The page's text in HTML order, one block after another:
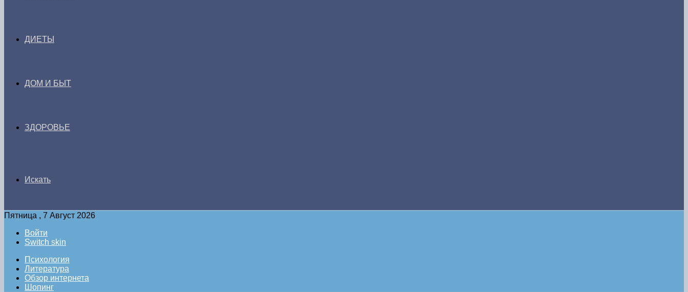
ДИЕТЫ
ДОМ И БЫТ
ЗДОРОВЬЕ
Искать
Пятница , 7 Август 2026
Войти
Switch skin
Психология
Литература
Обзор интернета
Шопинг